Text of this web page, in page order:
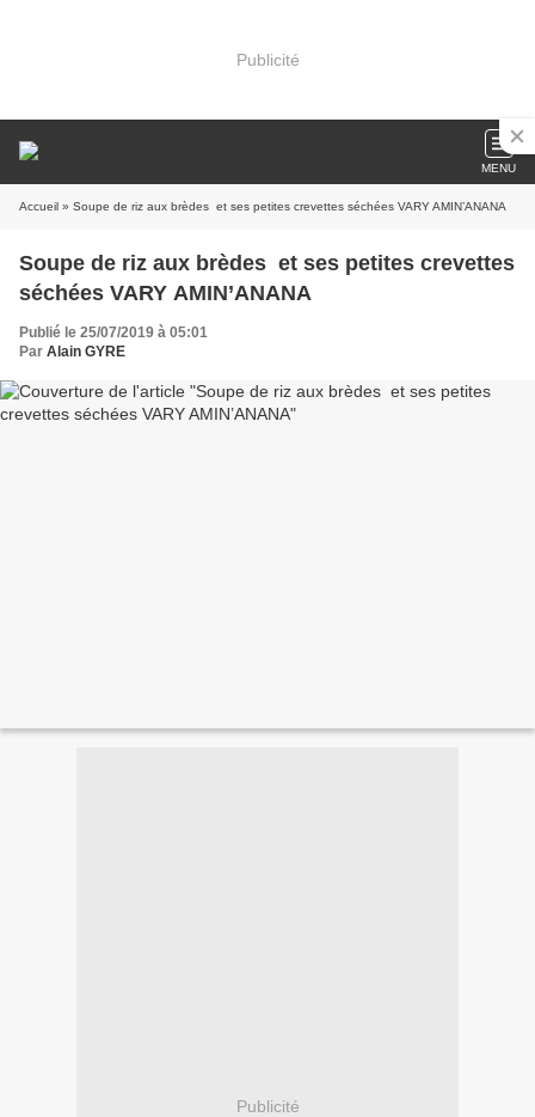
Publicité
MENU
Accueil » Soupe de riz aux brèdes et ses petites crevettes séchées VARY AMIN’ANANA
Soupe de riz aux brèdes et ses petites crevettes
séchées VARY AMIN’ANANA
Publié le 25/07/2019 à 05:01
Par Alain GYRE
Publicité